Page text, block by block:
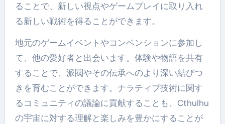
ることで、新しい視点やゲームプレイに取り入れ
る新しい戦術を得ることができます。
地元のゲームイベントやコンベンションに参加し
て、他の愛好者と出会います。体験や物語を共有
することで、派閥やその伝承へのより深い結びつ
きを育むことができます。ナラティブ技術に関す
るコミュニティの議論に貢献することも、Cthulhu
の宇宙に対する理解と楽しみを豊かにすることが